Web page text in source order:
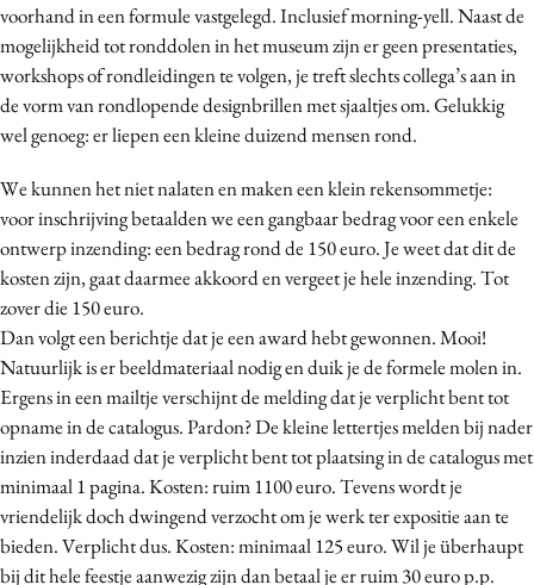
voorhand in een formule vastgelegd. Inclusief morning-yell. Naast de
mogelijkheid tot ronddolen in het museum zijn er geen presentaties,
workshops of rondleidingen te volgen, je treft slechts collega’s aan in
de vorm van rondlopende designbrillen met sjaaltjes om. Gelukkig
wel genoeg: er liepen een kleine duizend mensen rond.
We kunnen het niet nalaten en maken een klein rekensommetje:
voor inschrijving betaalden we een gangbaar bedrag voor een enkele
ontwerp inzending: een bedrag rond de 150 euro. Je weet dat dit de
kosten zijn, gaat daarmee akkoord en vergeet je hele inzending. Tot
zover die 150 euro.
Dan volgt een berichtje dat je een award hebt gewonnen. Mooi!
Natuurlijk is er beeldmateriaal nodig en duik je de formele molen in.
Ergens in een mailtje verschijnt de melding dat je verplicht bent tot
opname in de catalogus. Pardon? De kleine lettertjes melden bij nader
inzien inderdaad dat je verplicht bent tot plaatsing in de catalogus met
minimaal 1 pagina. Kosten: ruim 1100 euro. Tevens wordt je
vriendelijk doch dwingend verzocht om je werk ter expositie aan te
bieden. Verplicht dus. Kosten: minimaal 125 euro. Wil je überhaupt
bij dit hele feestje aanwezig zijn dan betaal je er ruim 30 euro p.p.